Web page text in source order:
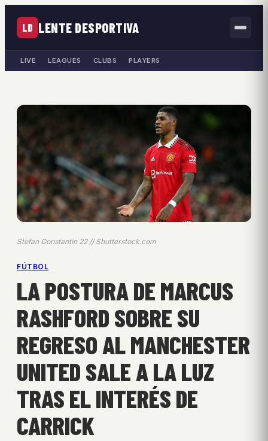
LD LENTE DESPORTIVA
LIVE LEAGUES CLUBS PLAYERS
Stefan Constantin 22 // Shutterstock.com
FÚTBOL
LA POSTURA DE MARCUS
RASHFORD SOBRE SU
REGRESO AL MANCHESTER
UNITED SALE A LA LUZ
TRAS EL INTERÉS DE
CARRICK